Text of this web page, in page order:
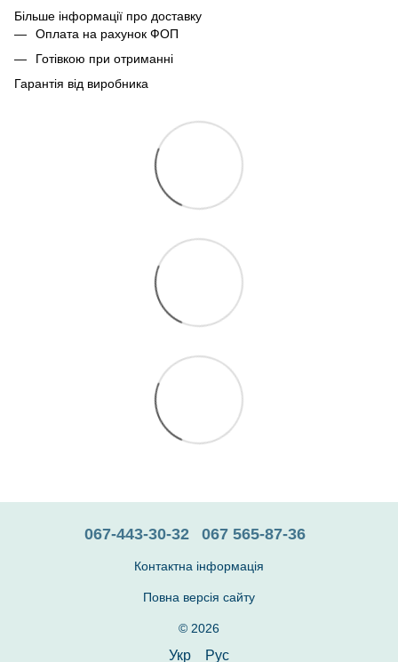
Більше інформації про доставку
Оплата на рахунок ФОП
Готівкою при отриманні
Гарантія від виробника
067-443-30-32 067 565-87-36
Контактна інформація
Повна версія сайту
© 2026
Укр Рус